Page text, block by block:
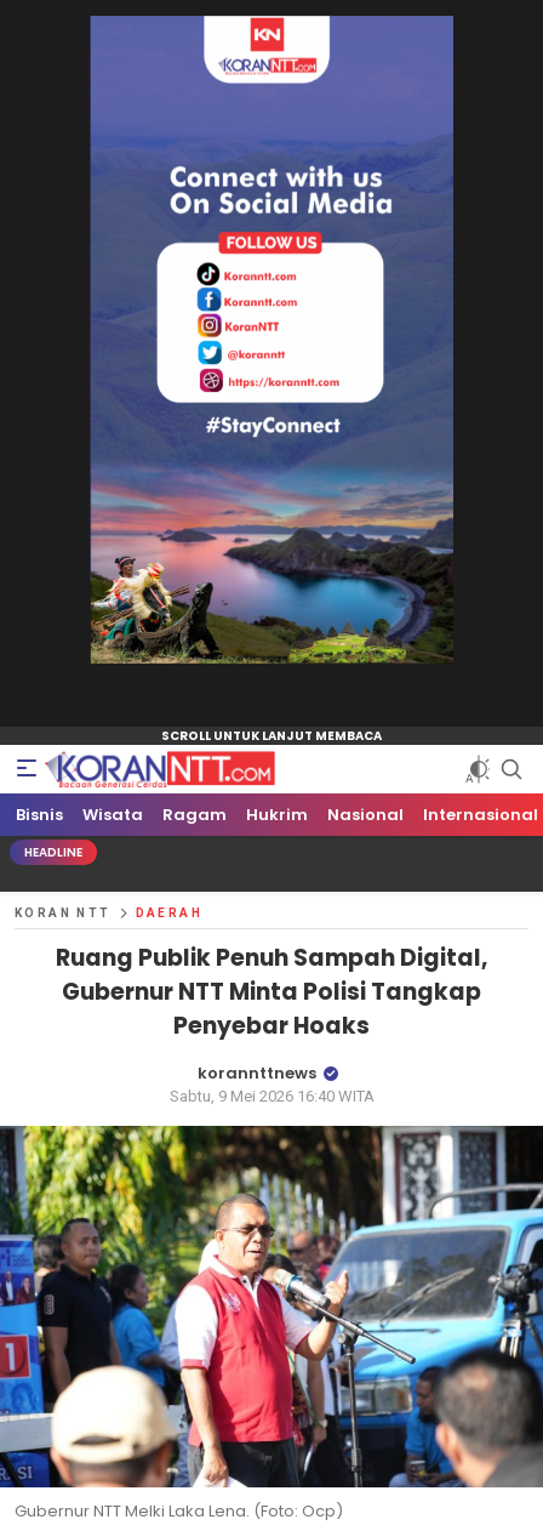
Koran NTT
Bacaan Generasi Cerdas
Bisnis Wisata Ragam Hukrim Nasional Internasional
HEADLINE
KORAN NTT DAERAH
Ruang Publik Penuh Sampah Digital,
Gubernur NTT Minta Polisi Tangkap
Penyebar Hoaks
korannttnews
Sabtu, 9 Mei 2026 16:40 WITA
Gubernur NTT Melki Laka Lena. (Foto: Ocp)